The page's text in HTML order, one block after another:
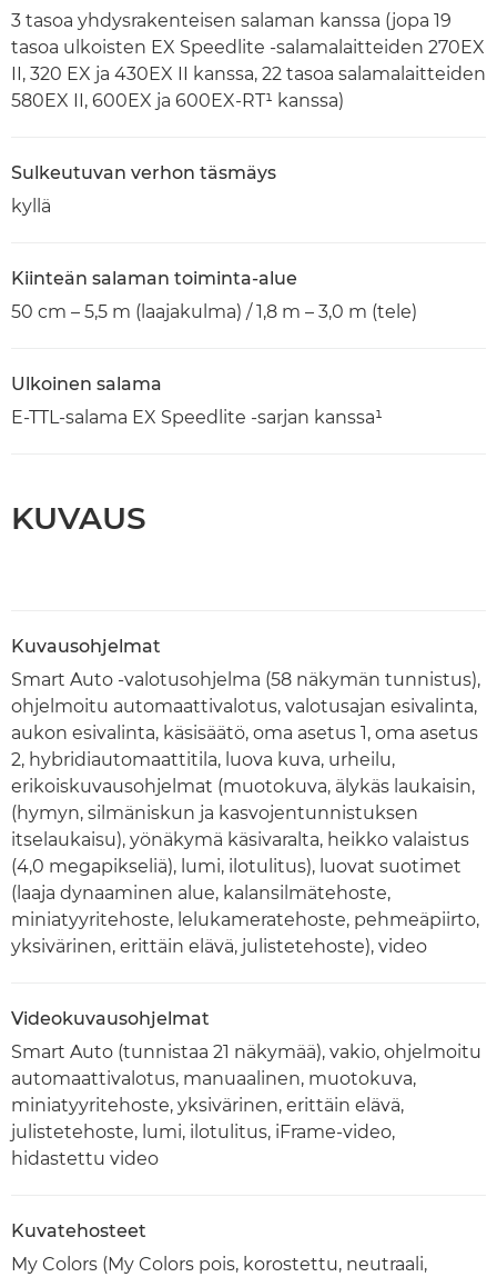
3 tasoa yhdysrakenteisen salaman kanssa (jopa 19
tasoa ulkoisten EX Speedlite -salamalaitteiden 270EX
II, 320 EX ja 430EX II kanssa, 22 tasoa salamalaitteiden
580EX II, 600EX ja 600EX-RT¹ kanssa)
Sulkeutuvan verhon täsmäys
kyllä
Kiinteän salaman toiminta-alue
50 cm – 5,5 m (laajakulma) / 1,8 m – 3,0 m (tele)
Ulkoinen salama
E-TTL-salama EX Speedlite -sarjan kanssa¹
KUVAUS
Kuvausohjelmat
Smart Auto -valotusohjelma (58 näkymän tunnistus),
ohjelmoitu automaattivalotus, valotusajan esivalinta,
aukon esivalinta, käsisäätö, oma asetus 1, oma asetus
2, hybridiautomaattitila, luova kuva, urheilu,
erikoiskuvausohjelmat (muotokuva, älykäs laukaisin,
(hymyn, silmäniskun ja kasvojentunnistuksen
itselaukaisu), yönäkymä käsivaralta, heikko valaistus
(4,0 megapikseliä), lumi, ilotulitus), luovat suotimet
(laaja dynaaminen alue, kalansilmätehoste,
miniatyyritehoste, lelukameratehoste, pehmeäpiirto,
yksivärinen, erittäin elävä, julistetehoste), video
Videokuvausohjelmat
Smart Auto (tunnistaa 21 näkymää), vakio, ohjelmoitu
automaattivalotus, manuaalinen, muotokuva,
miniatyyritehoste, yksivärinen, erittäin elävä,
julistetehoste, lumi, ilotulitus, iFrame-video,
hidastettu video
Kuvatehosteet
My Colors (My Colors pois, korostettu, neutraali,